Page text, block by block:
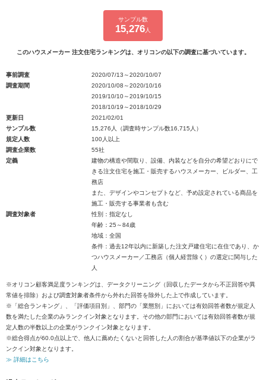
サンプル数
15,276 人
このハウスメーカー 注文住宅ランキングは、オリコンの以下の調査に基づいています。
事前調査
2020/07/13～2020/10/07
調査期間
2020/10/08～2020/10/16
2019/10/10～2019/10/15
2018/10/19～2018/10/29
更新日
2021/02/01
サンプル数
15,276人（調査時サンプル数16,715人）
規定人数
100人以上
調査企業数
55社
定義
建物の構造や間取り、設備、内装などを自分の希望どおりにで
きる注文住宅を施工・販売するハウスメーカー、ビルダー、工
務店
また、デザインやコンセプトなど、予め設定されている商品を
施工・販売する事業者も含む
調査対象者
性別：指定なし
年齢：25～84歳
地域：全国
条件：過去12年以内に新築した注文戸建住宅に在住であり、か
つハウスメーカー／工務店（個人経営除く）の選定に関与した
人
※オリコン顧客満足度ランキングは、データクリーニング（回収したデータから不正回答や異
常値を排除）および調査対象者条件から外れた回答を除外した上で作成しています。
※「総合ランキング」、「評価項目別」、部門の「業態別」においては有効回答者数が規定人
数を満たした企業のみランクイン対象となります。その他の部門においては有効回答者数が規
定人数の半数以上の企業がランクイン対象となります。
※総合得点が60.0点以上で、他人に薦めたくないと回答した人の割合が基準値以下の企業がラ
ンクイン対象となります。
≫ 詳細はこちら